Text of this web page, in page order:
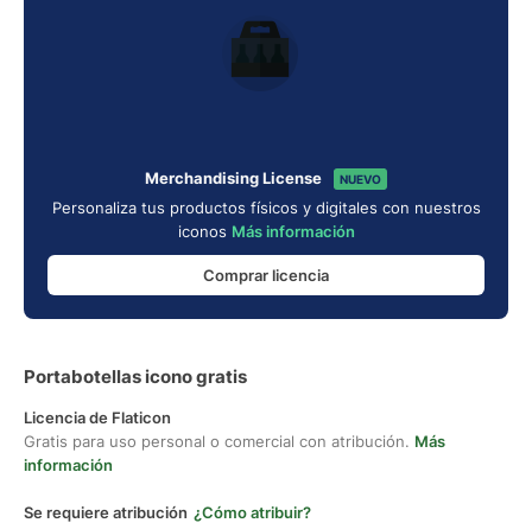
Merchandising License NUEVO
Personaliza tus productos físicos y digitales con nuestros
iconos Más información
Comprar licencia
Portabotellas icono gratis
Licencia de Flaticon
Gratis para uso personal o comercial con atribución. Más
información
Se requiere atribución ¿Cómo atribuir?